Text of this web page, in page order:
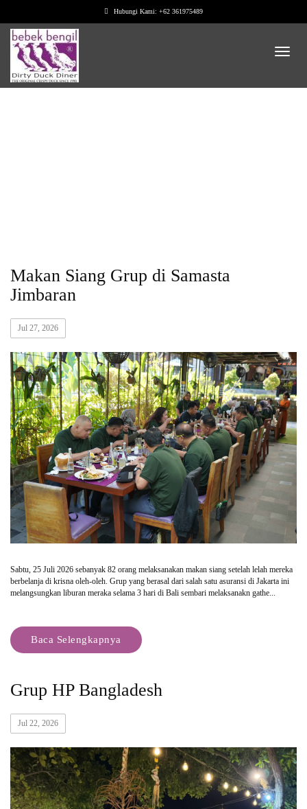
Hubungi Kami: +62 361975489
Makan Siang Grup di Samasta
Jimbaran
Jul 27, 2026
Sabtu, 25 Juli 2026 sebanyak 82 orang melaksanakan makan siang setelah lelah mereka
berbelanja di krisna oleh-oleh. Grup yang berasal dari salah satu asuransi di Jakarta ini
melangsungkan liburan meraka selama 3 hari di Bali sembari melaksanakn gathe...
Baca Selengkapnya
Grup HP Bangladesh
Jul 22, 2026